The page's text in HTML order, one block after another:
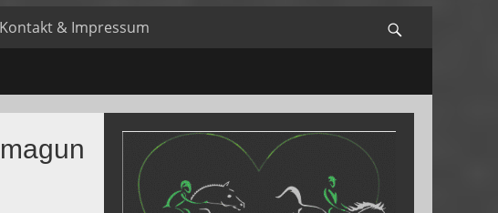
Kontakt & Impressum